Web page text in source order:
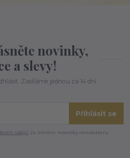
novinky,
a slevy!
Zasíláme jednou za 14 dní.
Přihlásit se
údajů za účelem rozesílky newsletteru.